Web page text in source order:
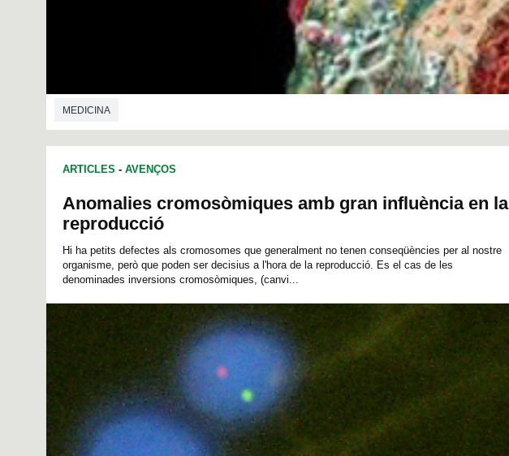
MEDICINA
ARTICLES - AVENÇOS
Anomalies cromosòmiques amb gran influència en la
reproducció
Hi ha petits defectes als cromosomes que generalment no tenen conseqüències per al nostre
organisme, però que poden ser decisius a l'hora de la reproducció. Es el cas de les
denominades inversions cromosòmiques, (canvi...